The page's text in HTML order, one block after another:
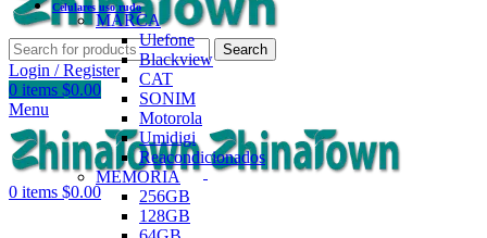
Search
Login / Register
0 items $0.00
Menu
0 items $0.00
Celulares uso rudo
MARCA
Ulefone
Blackview
CAT
SONIM
Motorola
Umidigi
Reacondicionados
MEMORIA
256GB
128GB